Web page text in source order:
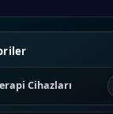
Cihazları